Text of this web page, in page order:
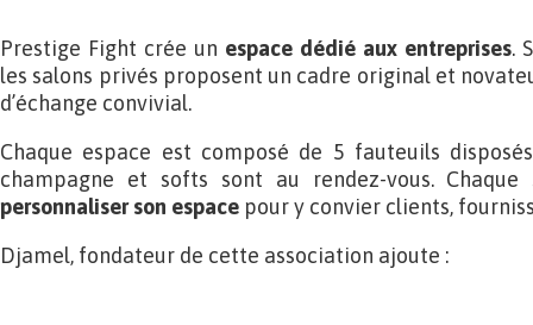
Prestige Fight crée un espace dédié aux entreprises.
les salons privés proposent un cadre original et
d’échange convivial.
Chaque espace est composé de 5 fauteuils
champagne et softs sont au rendez-vous.
personnaliser son espace pour y convier clients,
Djamel, fondateur de cette association ajoute :